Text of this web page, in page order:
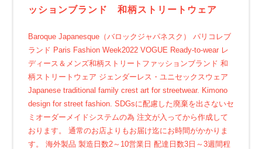
ッションブランド 和柄ストリートウェア
Baroque Japanesque（バロックジャパネスク） パリコレブ
ランド Paris Fashion Week2022 VOGUE Ready-to-wear レ
ディース＆メンズ和柄ストリートファッションブランド 和
柄ストリートウェア ジェンダーレス・ユニセックスウェア
Japanese traditional family crest art for streetwear. Kimono
design for street fashion. SDGsに配慮した廃棄を出さないセ
ミオーダーメイドシステムの為 注文が入ってから作成して
おります。 通常のお店よりもお届け迄にお時間がかかりま
す。 海外製品 製造日数2～10営業日 配達日数3日～3週間程